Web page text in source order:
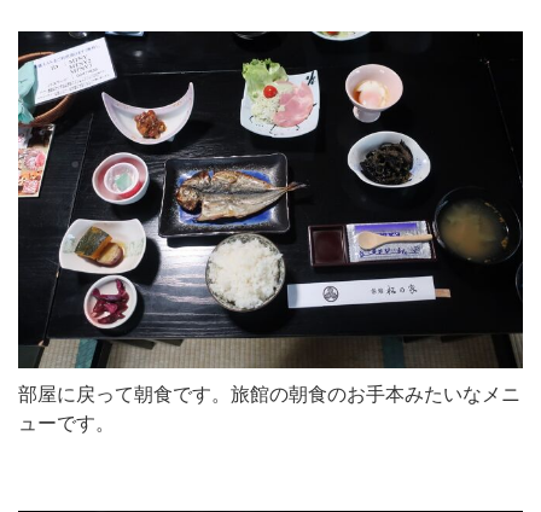
部屋に戻って朝食です。旅館の朝食のお手本みたいなメニ
ューです。